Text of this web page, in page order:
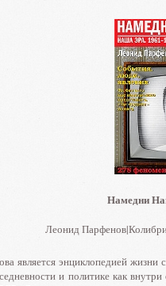
Намедни
Леонид
является энциклопедией жизни
и политике как